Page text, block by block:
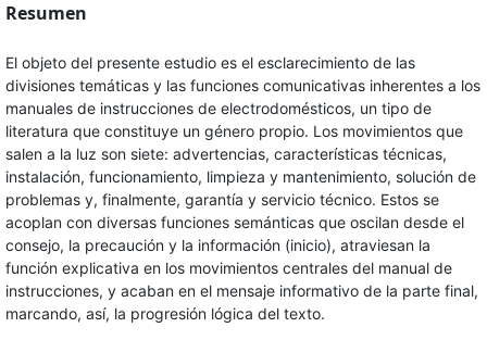
Resumen
El objeto del presente estudio es el esclarecimiento de las
divisiones temáticas y las funciones comunicativas inherentes a los
manuales de instrucciones de electrodomésticos, un tipo de
literatura que constituye un género propio. Los movimientos que
salen a la luz son siete: advertencias, características técnicas,
instalación, funcionamiento, limpieza y mantenimiento, solución de
problemas y, finalmente, garantía y servicio técnico. Estos se
acoplan con diversas funciones semánticas que oscilan desde el
consejo, la precaución y la información (inicio), atraviesan la
función explicativa en los movimientos centrales del manual de
instrucciones, y acaban en el mensaje informativo de la parte final,
marcando, así, la progresión lógica del texto.